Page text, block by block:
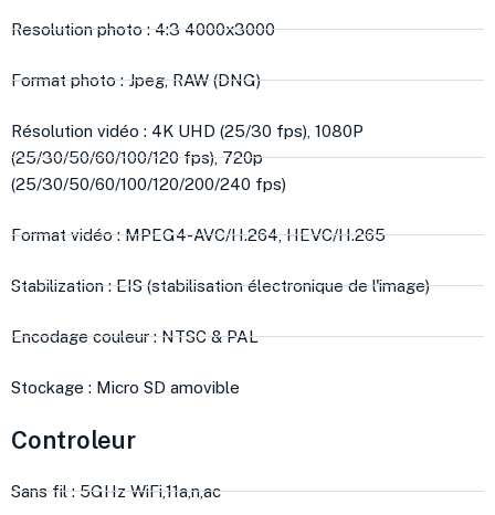
Resolution photo : 4:3 4000x3000
Format photo : Jpeg, RAW (DNG)
Résolution vidéo : 4K UHD (25/30 fps), 1080P
(25/30/50/60/100/120 fps), 720p
(25/30/50/60/100/120/200/240 fps)
Format vidéo : MPEG4-AVC/H.264, HEVC/H.265
Stabilization : EIS (stabilisation électronique de l'image)
Encodage couleur : NTSC & PAL
Stockage : Micro SD amovible
Controleur
Sans fil : 5GHz WiFi,11a,n,ac